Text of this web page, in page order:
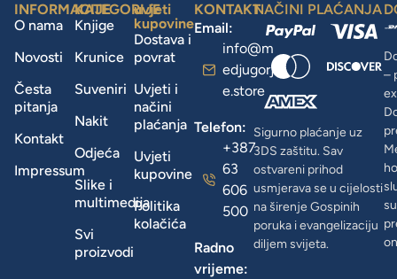
INFORMACIJE
O nama
Novosti
Česta
pitanja
Kontakt
Impressum
KATEGORIJE
Knjige
Krunice
Suveniri
Nakit
Odjeća
Slike i
multimedija
Svi
proizvodi
uvjeti
kupovine
Dostava i
povrat
Uvjeti i
načini
plaćanja
Uvjeti
kupovine
Politika
kolačića
KONTAKT
Email:
info@m
edjugorj
e.store
Telefon:
+387
63
606
500
Radno
vrijeme:
NAČINI PLAĆANJA
Sigurno plaćanje uz
3DS zaštitu. Sav
ostvareni prihod
usmjerava se u cijelosti
na širenje Gospinih
poruka i evangelizaciju
diljem svijeta.
–